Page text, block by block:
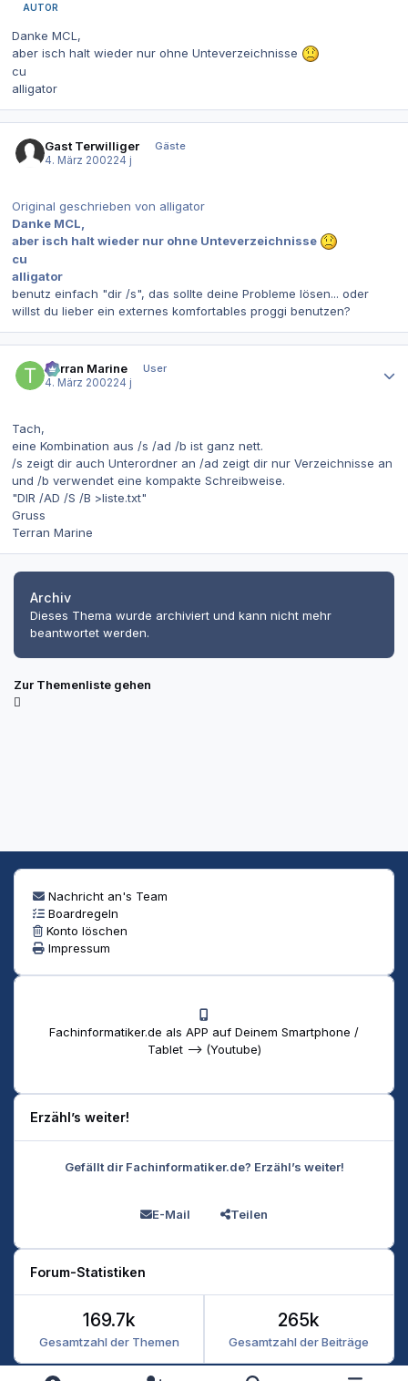
AUTOR
Danke MCL,
aber isch halt wieder nur ohne Unteverzeichnisse
cu
alligator
Gast Terwilliger
Gäste
4. März 200224 j
Original geschrieben von alligator
Danke MCL,
aber isch halt wieder nur ohne Unteverzeichnisse
cu
alligator
benutz einfach "dir /s", das sollte deine Probleme lösen... oder
willst du lieber ein externes komfortables proggi benutzen?
Terran Marine
User
4. März 200224 j
Tach,
eine Kombination aus /s /ad /b ist ganz nett.
/s zeigt dir auch Unterordner an /ad zeigt dir nur Verzeichnisse an
und /b verwendet eine kompakte Schreibweise.
"DIR /AD /S /B >liste.txt"
Gruss
Terran Marine
Archiv
Dieses Thema wurde archiviert und kann nicht mehr
beantwortet werden.
Zur Themenliste gehen
Nachricht an's Team
Boardregeln
Konto löschen
Impressum
Fachinformatiker.de als APP auf Deinem Smartphone /
Tablet --> (Youtube)
Erzähl’s weiter!
Gefällt dir Fachinformatiker.de? Erzähl’s weiter!
E-Mail Teilen
Forum-Statistiken
Gesamtzahl der Themen
169.7k
Gesamtzahl der Beiträge
265k